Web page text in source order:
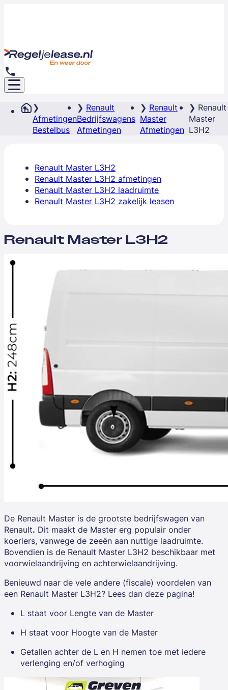
Afmetingen
Bestelbus
Renault
Bedrijfswagens
Afmetingen
Renault
Master
Afmetingen
Renault
Master
L3H2
Renault Master L3H2
Renault Master L3H2 afmetingen
Renault Master L3H2 laadruimte
Renault Master L3H2 zakelijk leasen
Renault Master L3H2
De Renault Master is de grootste bedrijfswagen van
Renault. Dit maakt de Master erg populair onder
koeriers, vanwege de zeeën aan nuttige laadruimte.
Bovendien is de Renault Master L3H2 beschikbaar met
voorwielaandrijving en achterwielaandrijving.
Benieuwd naar de vele andere (fiscale) voordelen van
een Renault Master L3H2? Lees dan deze pagina!
L staat voor Lengte van de Master
H staat voor Hoogte van de Master
Getallen achter de L en H nemen toe met iedere
verlenging en/of verhoging